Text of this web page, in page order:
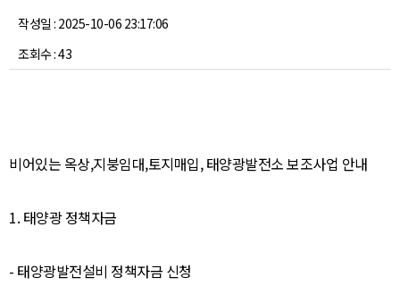
작성일 : 2025-10-06 23:17:06
조회수 : 43
비어있는 옥상,지붕임대,토지매입, 태양광발전소 보조사업 안내
1. 태양광 정책자금
- 태양광발전설비 정책자금 신청